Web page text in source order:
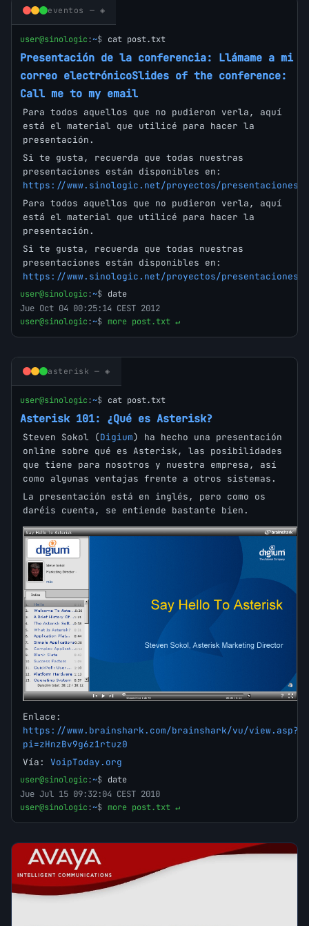
eventos — ◈
user@sinologic:~$ cat post.txt
Presentación de la conferencia: Llámame a mi
correo electrónicoSlides of the conference:
Call me to my email
Para todos aquellos que no pudieron verla, aquí
está el material que utilicé para hacer la
presentación.
Si te gusta, recuerda que todas nuestras
presentaciones están disponibles en:
https://www.sinologic.net/proyectos/presentaciones/
Para todos aquellos que no pudieron verla, aquí
está el material que utilicé para hacer la
presentación.
Si te gusta, recuerda que todas nuestras
presentaciones están disponibles en:
https://www.sinologic.net/proyectos/presentaciones/
user@sinologic:~$ date
Jue Oct 04 00:25:14 CEST 2012
user@sinologic:~$ more post.txt ↵
asterisk — ◈
user@sinologic:~$ cat post.txt
Asterisk 101: ¿Qué es Asterisk?
Steven Sokol (Digium) ha hecho una presentación
online sobre qué es Asterisk, las posibilidades
que tiene para nosotros y nuestra empresa, así
como algunas ventajas frente a otros sistemas.
La presentación está en inglés, pero como os
daréis cuenta, se entiende bastante bien.
Enlace:
https://www.brainshark.com/brainshark/vu/view.asp?
pi=zHnzBv9g6z1rtuz0
Vía: VoipToday.org
user@sinologic:~$ date
Jue Jul 15 09:32:04 CEST 2010
user@sinologic:~$ more post.txt ↵